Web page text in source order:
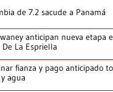
de 7.2 sacude a Panamá
anticipan nueva etapa
La Espriella
fianza y pago anticipado
agua